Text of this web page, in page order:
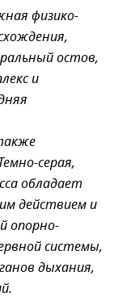
физико-
остов,
и
серая,
обладает
действием и
опорно-
системы,
дыхания,